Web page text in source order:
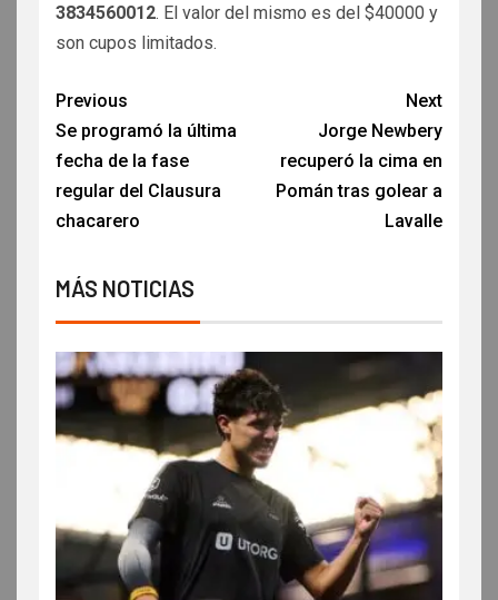
3834560012. El valor del mismo es del $40000 y
son cupos limitados.
Previous
Se programó la última
fecha de la fase
regular del Clausura
chacarero
Next
Jorge Newbery
recuperó la cima en
Pomán tras golear a
Lavalle
MÁS NOTICIAS